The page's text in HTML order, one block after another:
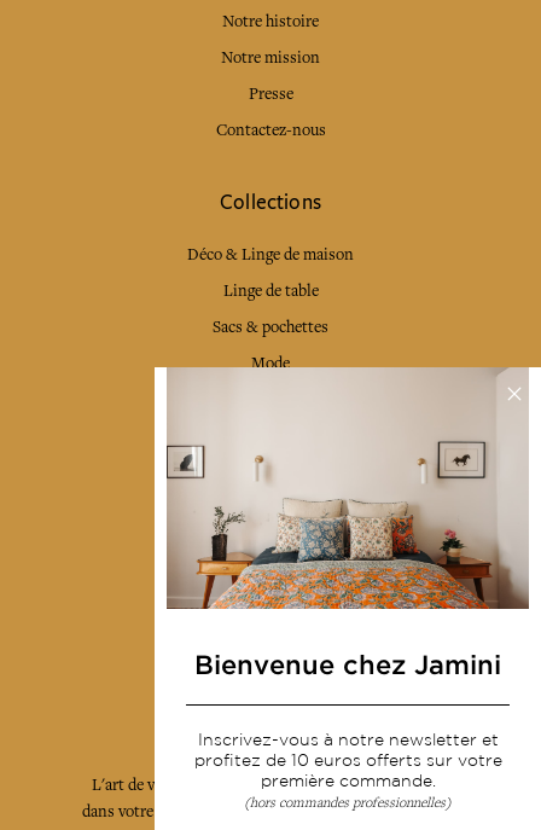
Notre histoire
Notre mission
Presse
Contactez-nous
Collections
Déco & Linge de maison
Linge de table
Sacs & pochettes
Mode
Livraison & retour
CGV
Devenir revendeur
Notre communauté
L'art de vivre JAMINI raconté avec poésie et élégance
dans votre boîte mail. Inscrivez vous à notre newsletter
Bienvenue chez Jamini
Inscrivez-vous à notre newsletter et
profitez de 10 euros offerts sur votre
première commande.
(hors commandes professionnelles)